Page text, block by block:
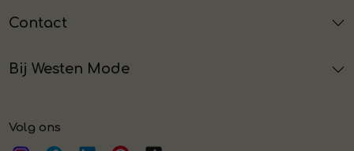
Contact
Bij Westen Mode
Volg ons